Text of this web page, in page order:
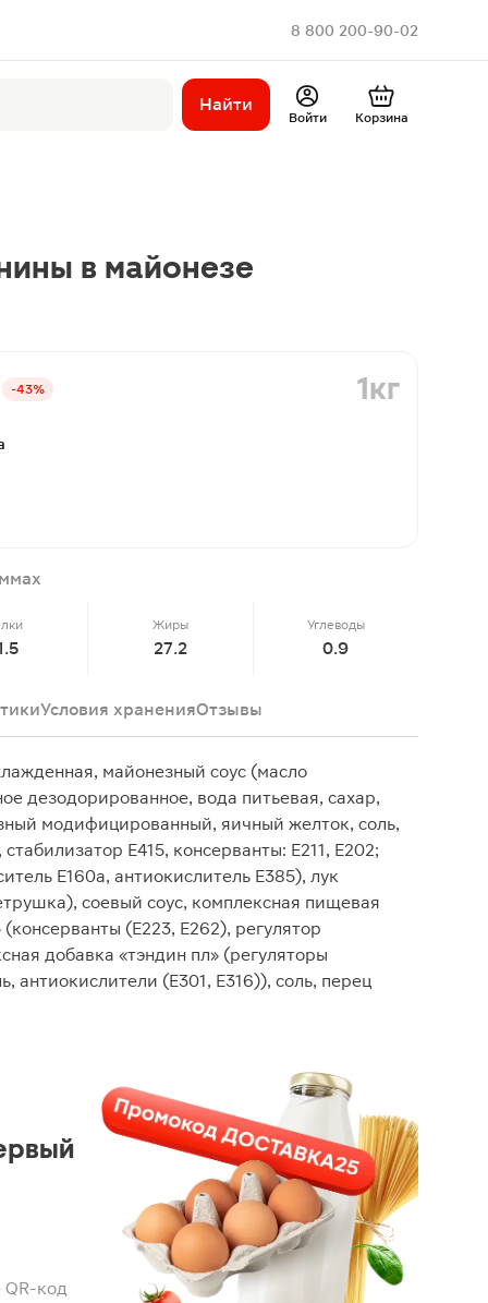
8 800 200-90-02
Найти
Войти Корзина
в майонезе
-43% 1кг
Жиры
27.2
Углеводы
0.9
Условия храненияОтзывы
майонезный соус (масло
дезодорированное, вода питьевая, сахар,
модифицированный, яичный желток, соль,
Е415, консерванты: Е211, Е202;
Е160а, антиокислитель Е385), лук
соевый соус, комплексная пищевая
(Е223, Е262), регулятор
добавка «тэндин пл» (регуляторы
антиокислители (Е301, Е316)), соль, перец
код